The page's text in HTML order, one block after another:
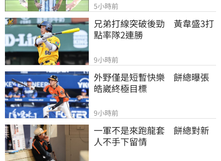
5小時前
兄弟打線突破後勁　黃韋盛3打
點率隊2連勝
9小時前
外野僅是短暫快樂　餅總曝張
皓崴終極目標
9小時前
一軍不是來跑龍套　餅總對新
人不手下留情